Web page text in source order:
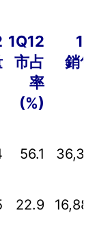
1Q12
市占
率
(%)
銷
56.1
22.9